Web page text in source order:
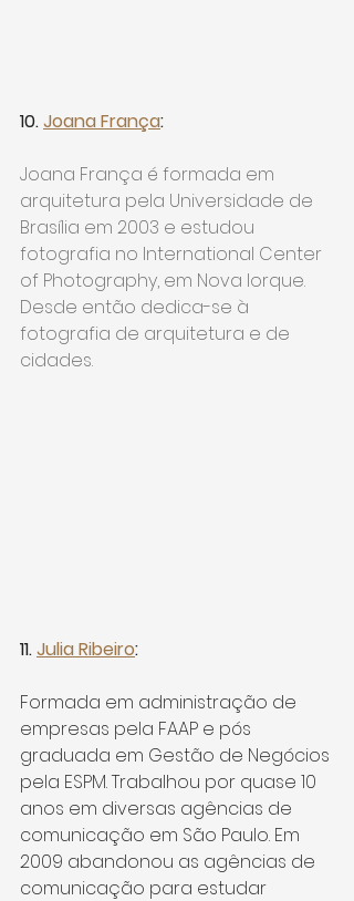
10. Joana França:
Joana França é formada em
arquitetura pela Universidade de
Brasília em 2003 e estudou
fotografia no International Center
of Photography, em Nova Iorque.
Desde então dedica-se à
fotografia de arquitetura e de
cidades.
11. Julia Ribeiro:
Formada em administração de
empresas pela FAAP e pós
graduada em Gestão de Negócios
pela ESPM. Trabalhou por quase 10
anos em diversas agências de
comunicação em São Paulo. Em
2009 abandonou as agências de
comunicação para estudar